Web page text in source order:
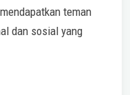
teman
dan sosial yang